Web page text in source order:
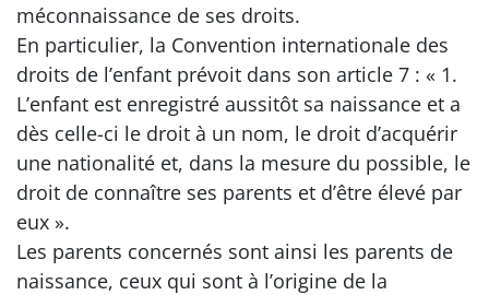
méconnaissance de ses droits.
En particulier, la Convention internationale des
droits de l’enfant prévoit dans son article 7 : « 1.
L’enfant est enregistré aussitôt sa naissance et a
dès celle-ci le droit à un nom, le droit d’acquérir
une nationalité et, dans la mesure du possible, le
droit de connaître ses parents et d’être élevé par
eux ».
Les parents concernés sont ainsi les parents de
naissance, ceux qui sont à l’origine de la